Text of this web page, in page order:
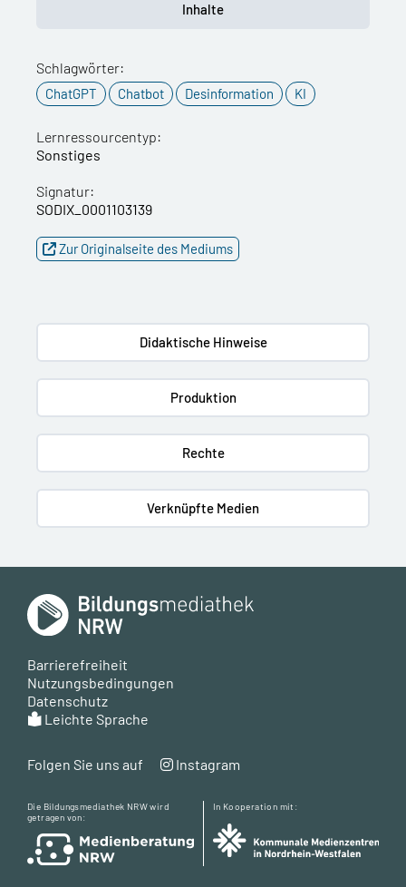
Inhalte
Schlagwörter:
ChatGPT Chatbot Desinformation KI
Lernressourcentyp:
Sonstiges
Signatur:
SODIX_0001103139
Zur Originalseite des Mediums
Didaktische Hinweise
Produktion
Rechte
Verknüpfte Medien
Barrierefreiheit
Nutzungsbedingungen
Datenschutz
Leichte Sprache
Folgen Sie uns auf Instagram
Die Bildungsmediathek NRW wird
getragen von:
In Kooperation mit: